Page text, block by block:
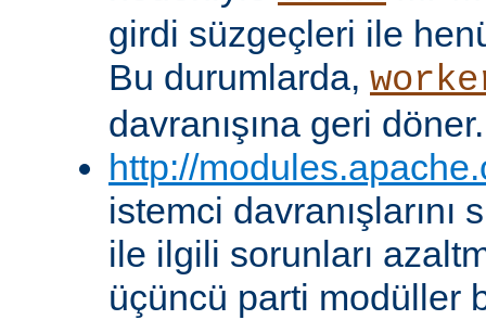
girdi süzgeçleri ile
Bu durumlarda,
davranışına geri döner.
http://
istemci davranışlarını
ile ilgili sorunları
üçüncü parti modüller